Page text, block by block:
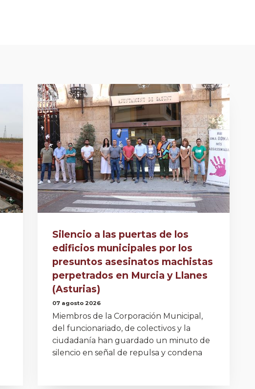
Silencio a las puertas de los
edificios municipales por los
presuntos asesinatos machistas
perpetrados en Murcia y Llanes
(Asturias)
07 agosto 2026
Miembros de la Corporación Municipal,
del funcionariado, de colectivos y la
ciudadanía han guardado un minuto de
silencio en señal de repulsa y condena